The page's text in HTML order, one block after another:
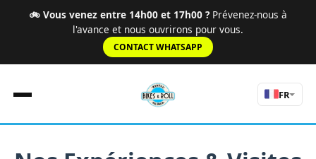
🚲 Vous venez entre 14h00 et 17h00 ? Prévenez-nous à
l'avance et nous ouvrirons pour vous.
CONTACT WHATSAPP
FR